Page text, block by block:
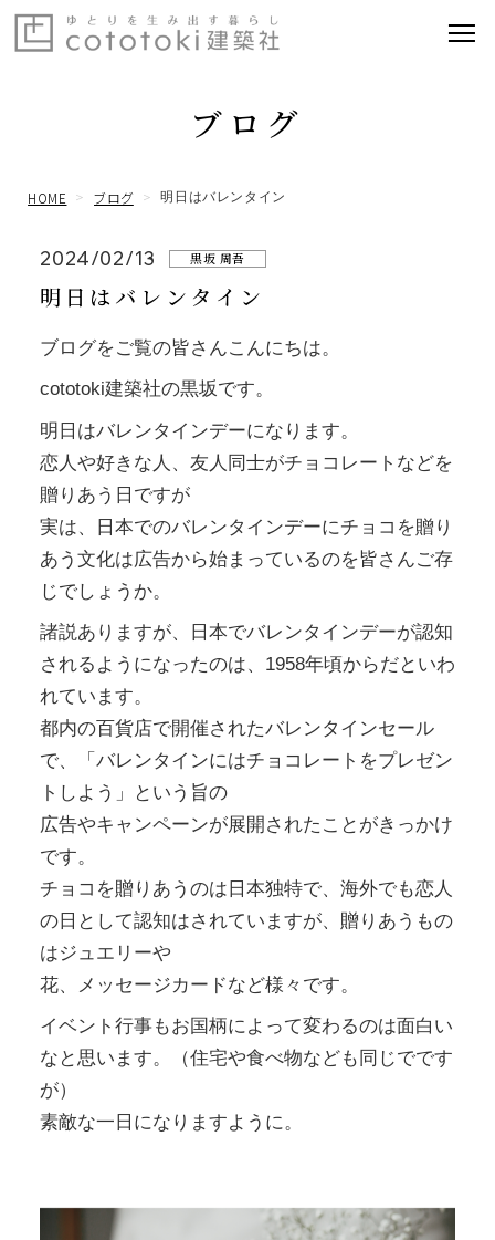
ブログ
HOME ブログ 明日はバレンタイン
2024/02/13 黒坂 周吾
明日はバレンタイン
ブログをご覧の皆さんこんにちは。
cototoki建築社の黒坂です。
明日はバレンタインデーになります。
恋人や好きな人、友人同士がチョコレートなどを
贈りあう日ですが
実は、日本でのバレンタインデーにチョコを贈り
あう文化は広告から始まっているのを皆さんご存
じでしょうか。
諸説ありますが、日本でバレンタインデーが認知
されるようになったのは、1958年頃からだといわ
れています。
都内の百貨店で開催されたバレンタインセール
で、「バレンタインにはチョコレートをプレゼン
トしよう」という旨の
広告やキャンペーンが展開されたことがきっかけ
です。
チョコを贈りあうのは日本独特で、海外でも恋人
の日として認知はされていますが、贈りあうもの
はジュエリーや
花、メッセージカードなど様々です。
イベント行事もお国柄によって変わるのは面白い
なと思います。（住宅や食べ物なども同じでです
が）
素敵な一日になりますように。